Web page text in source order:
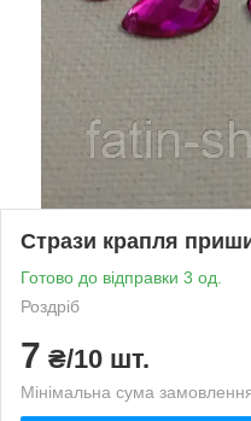
Стрази крапля
Готово до відправки 3 од.
Роздріб
7 ₴/10 шт.
Мінімальна сума